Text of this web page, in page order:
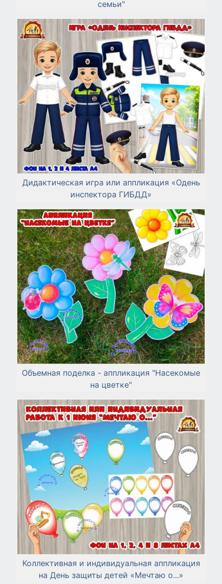
семьи"
Дидактическая игра или аппликация «Одень
инспектора ГИБДД»
Объемная поделка - аппликация "Насекомые
на цветке"
Коллективная и индивидуальная аппликация
на День защиты детей «Мечтаю о...»